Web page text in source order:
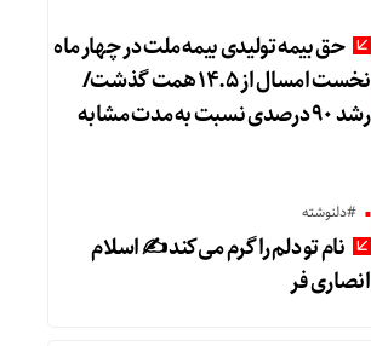
حق بیمه تولیدی بیمه ملت در چهار ماه
نخست امسال از ۱۴.۵ همت گذشت/
رشد ۹۰ درصدی نسبت به مدت مشابه
#دلنوشته
نام تو دلم را گرم می‌کند ✍️ اسلام
انصاری فر